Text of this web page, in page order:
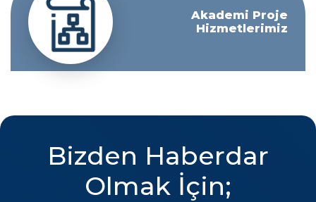
Akademi Proje
Hizmetlerimiz
Bizden Haberdar
Olmak İçin;